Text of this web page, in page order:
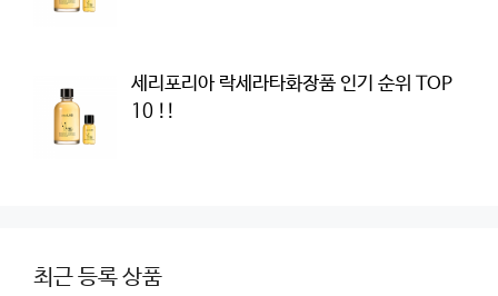
세리포리아 락세라타화장품 인기 순위 TOP
10 !!
최근 등록 상품